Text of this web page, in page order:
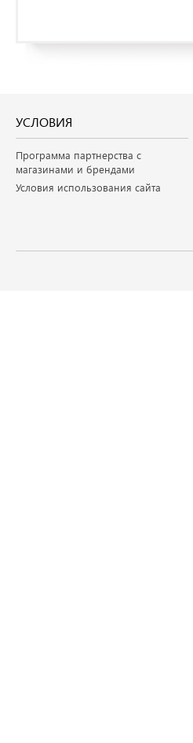
УСЛОВИЯ
Программа партнерства с
магазинами и брендами
Условия использования сайта